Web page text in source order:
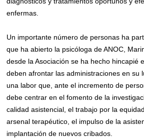
enfermas.
Un importante número de personas ha
que ha abierto la psicóloga de ANOC,
desde la Asociación se ha hecho hincapié
deben afrontar las administraciones en su
una labor que, ante el incremento de
debe centrar en el fomento de la
calidad asistencial, el trabajo por la
arsenal terapéutico, el impulso de la
implantación de nuevos cribados.